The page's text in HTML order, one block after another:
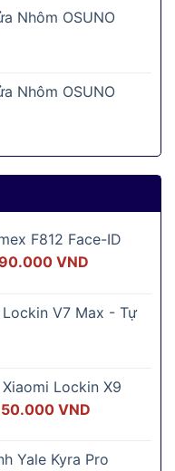
tại
Nhôm OSUNO
Nhôm OSUNO
F812 Face-ID
VND.
VNDGiá
là:
V7 Max - Tự
Lockin X9
VND.
VNDGiá
là:
Yale Kyra Pro